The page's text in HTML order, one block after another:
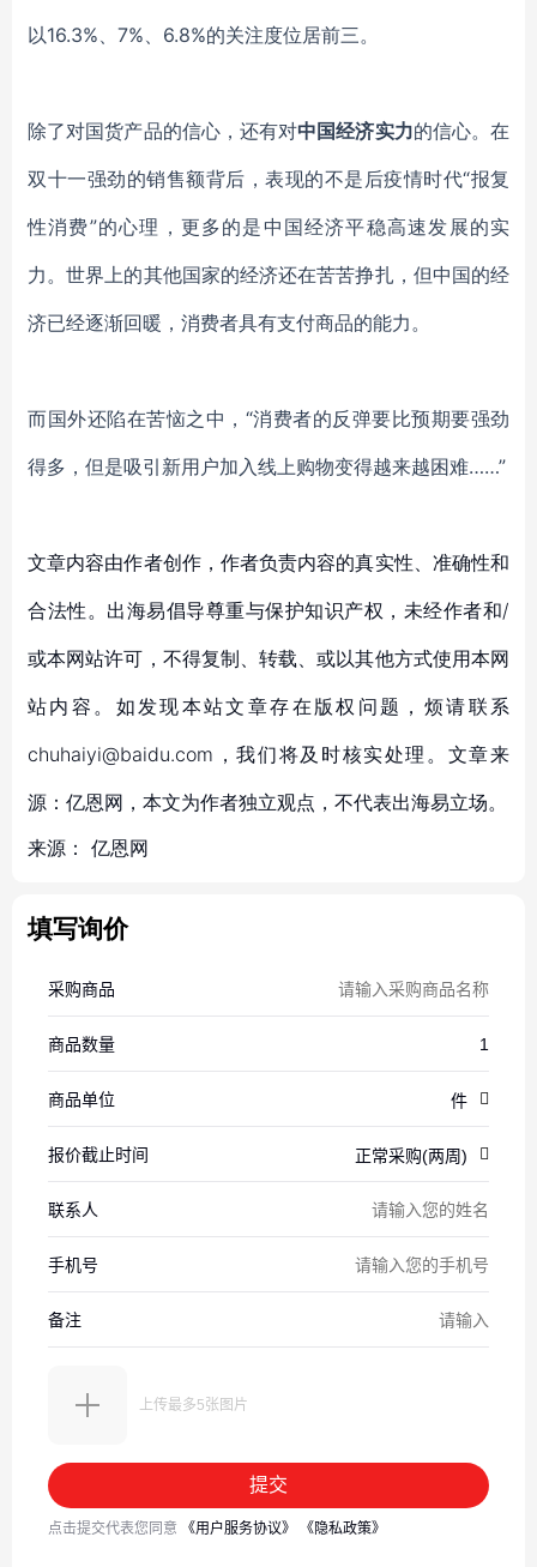
以16.3%、7%、6.8%的关注度位居前三。
除了对国货产品的信心，还有对中国经济实力的信心。在
双十一强劲的销售额背后，表现的不是后疫情时代“报复
性消费”的心理，更多的是中国经济平稳高速发展的实
力。世界上的其他国家的经济还在苦苦挣扎，但中国的经
济已经逐渐回暖，消费者具有支付商品的能力。
而国外还陷在苦恼之中，“消费者的反弹要比预期要强劲
得多，但是吸引新用户加入线上购物变得越来越困难……”
文章内容由作者创作，作者负责内容的真实性、准确性和
合法性。出海易倡导尊重与保护知识产权，未经作者和/
或本网站许可，不得复制、转载、或以其他方式使用本网
站内容。如发现本站文章存在版权问题，烦请联系
chuhaiyi@baidu.com，我们将及时核实处理。文章来
源：亿恩网，本文为作者独立观点，不代表出海易立场。
来源： 亿恩网
填写询价